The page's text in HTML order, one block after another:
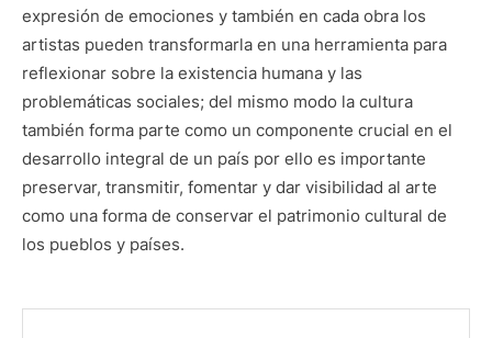
expresión de emociones y también en cada obra los
artistas pueden transformarla en una herramienta para
reflexionar sobre la existencia humana y las
problemáticas sociales; del mismo modo la cultura
también forma parte como un componente crucial en el
desarrollo integral de un país por ello es importante
preservar, transmitir, fomentar y dar visibilidad al arte
como una forma de conservar el patrimonio cultural de
los pueblos y países.